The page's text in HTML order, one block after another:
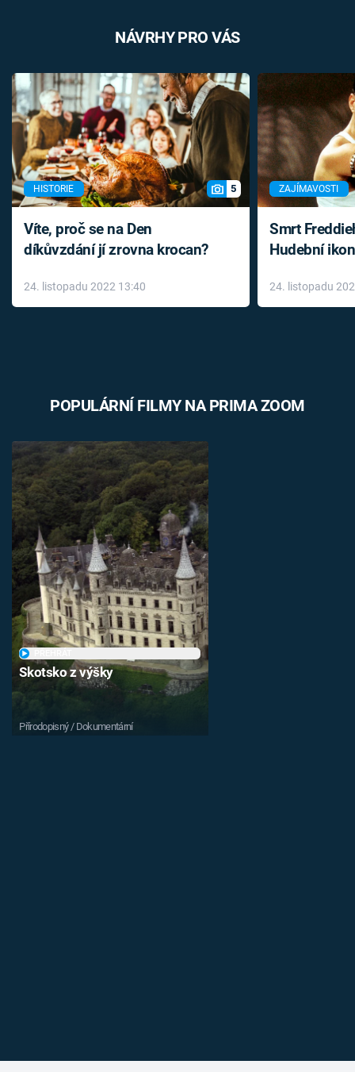
NÁVRHY PRO VÁS
HISTORIE 5
Víte, proč se na Den
díkůvzdání jí zrovna krocan?
24. listopadu 2022 13:40
ZAJÍMAVOSTI
Smrt
Hudební
léky
24. listopadu
POPULÁRNÍ FILMY NA PRIMA ZOOM
Skotsko z výšky
Přírodopisný / Dokumentární